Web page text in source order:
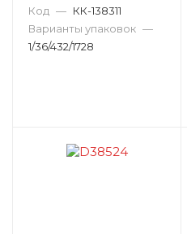
УЗЕЛ ИГОЛЬЧАТЫЙ,
ГИБКАЯ ВЕРХН
D31969(LA-0031)
Код — КК-138311
Варианты упаковок —
1/36/432/1728